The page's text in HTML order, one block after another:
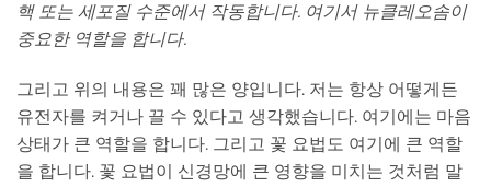
핵 또는 세포질 수준에서 작동합니다. 여기서 뉴클레오솜이
중요한 역할을 합니다.
그리고 위의 내용은 꽤 많은 양입니다. 저는 항상 어떻게든
유전자를 켜거나 끌 수 있다고 생각했습니다. 여기에는 마음
상태가 큰 역할을 합니다. 그리고 꽃 요법도 여기에 큰 역할
을 합니다. 꽃 요법이 신경망에 큰 영향을 미치는 것처럼 말